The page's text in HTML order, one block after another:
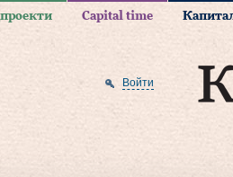
Capital time
Войти